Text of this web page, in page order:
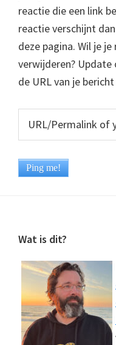
reactie die een link
reactie verschijnt
deze pagina. Wil je
verwijderen?
de URL van je
Footer
Wat is dit?